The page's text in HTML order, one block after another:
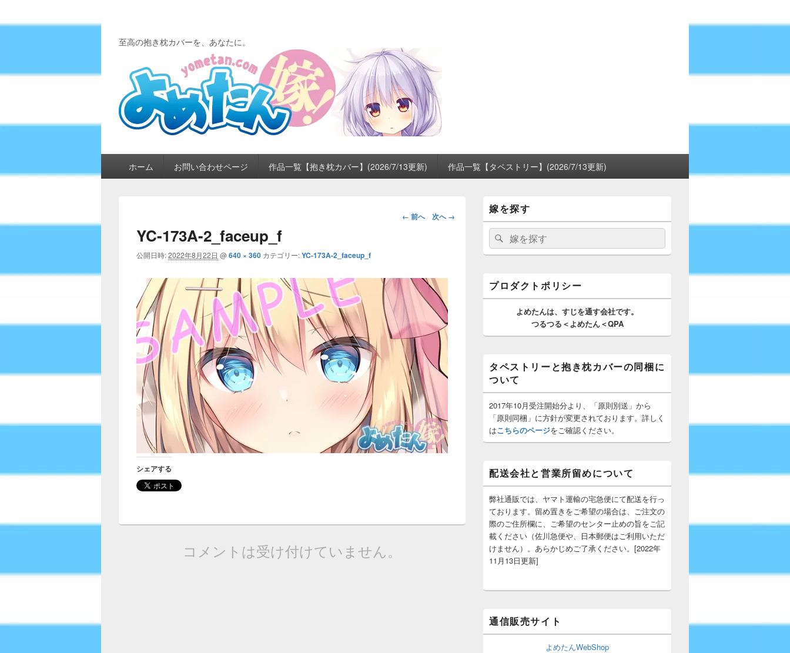
至高の抱き枕カバーを、あなたに。
イ
ュ
ホーム お問い合わせページ 作品一覧【抱き枕カバー】(2026/7/13更新) 作品一覧【タペストリー】(2026/7/13更新)
画
ー
シ
ョ
ン
← 前へ 次へ →
YC-173A-2_faceup_f
公開日時:2022年8月22日 @640 × 360 カテゴリー:YC-173A-2_faceup_f
シェアする
コメントは受け付けていません。
イ
ン
サ
ド
ウ
ィ
ト
ア
嫁を探す
検
索:
検
索
プロダクトポリシー
よめたんは、 すじを通す会社です。
つるつる＜よめたん＜QPA
タペストリーと抱き枕カバーの同梱に
ついて
2017年10月受注開始分より、「原則別送」から
「原則同梱」に方針が変更されております。詳しく
はこちらのページをご確認ください。
配送会社と営業所留めについて
弊社通販では、ヤマト運輸の宅急便にて配送を行っ
ております。留め置きをご希望の場合は、ご注文の
際のご住所欄に、ご希望のセンター止めの旨をご記
載ください（佐川急便や、日本郵便はご利用いただ
けません）。あらかじめご了承ください。[2022年
11月13日更新]
通信販売サイト
よめたんWebShop